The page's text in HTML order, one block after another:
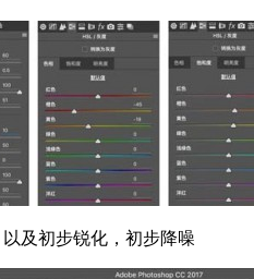
及初步锐化，初步降噪